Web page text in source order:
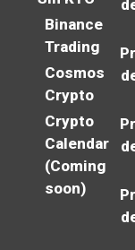
Binance
Trading
Cosmos
Crypto
Crypto
Calendar
(Coming
soon)